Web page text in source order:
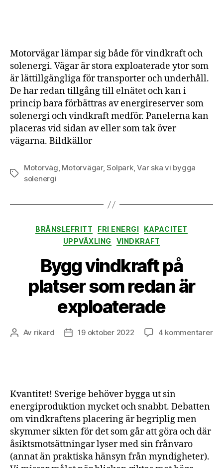
4
–
Motorvägar lämpar sig både för vindkraft och
solenergi. Vägar är stora exploaterade ytor som
är lättillgängliga för transporter och underhåll.
De har redan tillgång till elnätet och kan i
princip bara förbättras av energireserver som
solenergi och vindkraft medför. Panelerna kan
placeras vid sidan av eller som tak över
vägarna. Bildkällor
Etiketter
Motorväg, Motorvägar,Solpark,Var ska vi bygga
solenergi
Kategorier
BRÄNSLEFRITT FRI ENERGI
KAPACITET
UPPVÄXLING
VINDKRAFT
Bygg vindkraft på
platser som redan är
exploaterade
Inläggsförfattare
Av rikard Inläggsdatum
19 oktober 2022 4 kommentarertill
Kvantitet! Sverige behöver bygga ut sin
energiproduktion mycket och snabbt. Debatten
om vindkraftens placering är begriplig men
skymmer sikten för det som går att göra och där
åsiktsmotsättningar lyser med sin frånvaro
(annat än praktiska hänsyn från myndigheter).